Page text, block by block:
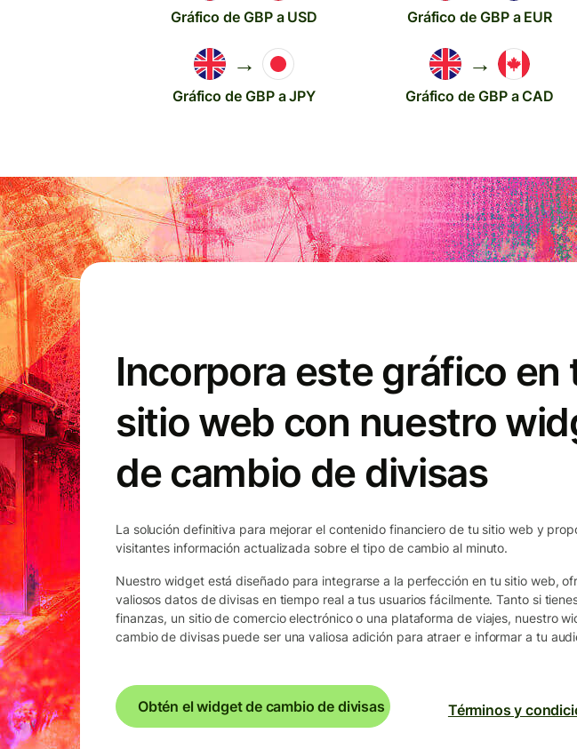
Gráfico de GBP a USD Gráfico de GBP a EUR
→
Gráfico de GBP a JPY
→
Gráfico de GBP a CAD
Incorpora este gráfico en
sitio web con nuestro
de cambio de divisas
La solución definitiva para mejorar el contenido financiero de tu sitio web y
visitantes información actualizada sobre el tipo de cambio al minuto.
Nuestro widget está diseñado para integrarse a la perfección en tu sitio web,
valiosos datos de divisas en tiempo real a tus usuarios fácilmente. Tanto si
finanzas, un sitio de comercio electrónico o una plataforma de viajes, nuestro
cambio de divisas puede ser una valiosa adición para atraer e informar a tu
Obtén el widget de cambio de divisas Términos y